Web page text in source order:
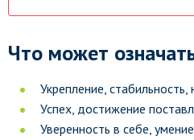
Что может
Укрепление,
Успех, достижение
Уверенность в себе,